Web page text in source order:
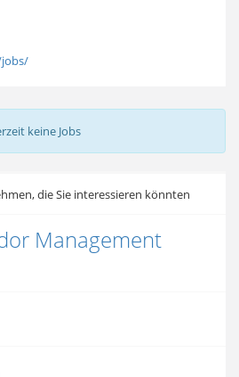
keine Jobs
die Sie interessieren könnten
Management